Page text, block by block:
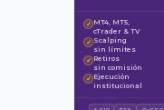
✓ MT4, MT5,
cTrader & TV
✓ Scalping
sin límites
✓ Retiros
sin comisión
✓ Ejecución
institucional